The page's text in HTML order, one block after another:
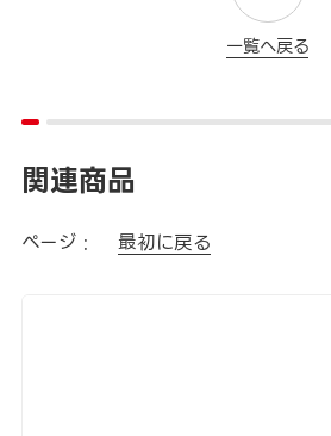
一覧へ戻る
関連商品
ページ : 最初に戻る